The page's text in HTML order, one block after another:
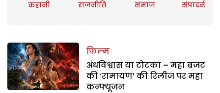
कहानी राजनीति समाज संपादकीय
फिल्म
अंधविश्वास या टोटका – महा बजट
की ‘रामायण’ की रिलीज पर महा
कन्फ्यूजन